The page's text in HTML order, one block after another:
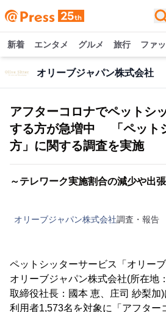
新着 エンタメ グルメ 旅行 ファ
オリーブジャパン株式会社
アフターコロナでペットシ
する方が急増中 「ペット
方」に関する調査を実施
～テレワーク実施割合の減少や出
オリーブジャパン株式会社調査・報告
ペットシッターサービス「オリー
オリーブジャパン株式会社(所在地
取締役社長：國本 恵、庄司 紗梨加
利用者1,573名を対象に「アフター